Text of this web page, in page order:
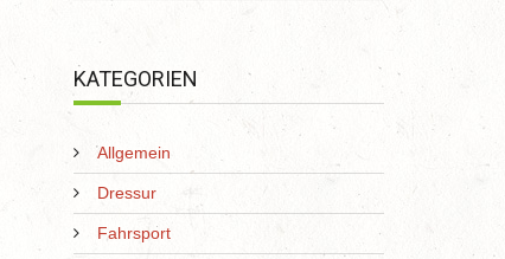
KATEGORIEN
Allgemein
Dressur
Fahrsport